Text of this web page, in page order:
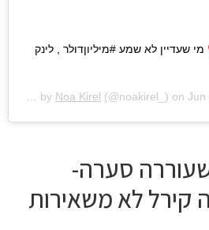
מי שעדיין לא שמע #מיליוןדולר , לינק
A post shared by Noa Kirel (@noakirel_) on Jun
סערה-
קירל לא משאירות